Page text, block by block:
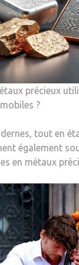
précieux
?
tout en
également
en métaux